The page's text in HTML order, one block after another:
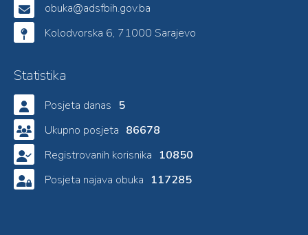
obuka@adsfbih.gov.ba
Kolodvorska 6, 71000 Sarajevo
Statistika
Posjeta danas 5
Ukupno posjeta 86678
Registrovanih korisnika 10850
Posjeta najava obuka 117285